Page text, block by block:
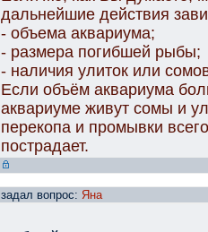
дальнейшие действия
- объема аквариума;
- размера погибшей рыбы;
- наличия улиток или
Если объём аквариума
аквариуме живут сомы и
перекопа и промывки
пострадает.
задал вопрос: Яна